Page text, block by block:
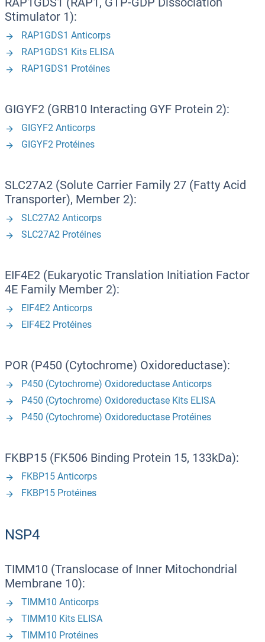
Stimulator 1):
RAP1GDS1 Anticorps
RAP1GDS1 Kits ELISA
RAP1GDS1 Protéines
GIGYF2 (GRB10 Interacting GYF Protein 2):
GIGYF2 Anticorps
GIGYF2 Protéines
SLC27A2 (Solute Carrier Family 27 (Fatty Acid
Transporter), Member 2):
SLC27A2 Anticorps
SLC27A2 Protéines
EIF4E2 (Eukaryotic Translation Initiation Factor
4E Family Member 2):
EIF4E2 Anticorps
EIF4E2 Protéines
POR (P450 (Cytochrome) Oxidoreductase):
P450 (Cytochrome) Oxidoreductase Anticorps
P450 (Cytochrome) Oxidoreductase Kits ELISA
P450 (Cytochrome) Oxidoreductase Protéines
FKBP15 (FK506 Binding Protein 15, 133kDa):
FKBP15 Anticorps
FKBP15 Protéines
NSP4
TIMM10 (Translocase of Inner Mitochondrial
Membrane 10):
TIMM10 Anticorps
TIMM10 Kits ELISA
TIMM10 Protéines